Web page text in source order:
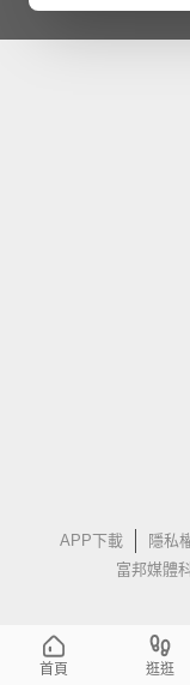
APP下載 隱私
富邦媒體
首頁 逛逛